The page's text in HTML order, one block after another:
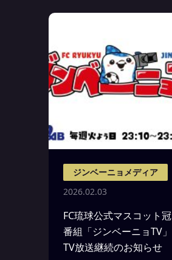
ジンベーニョメディア
2026.02.03
FC琉球公式マスコット冠
番組「ジンベーニョTV」
TV放送継続のお知らせ